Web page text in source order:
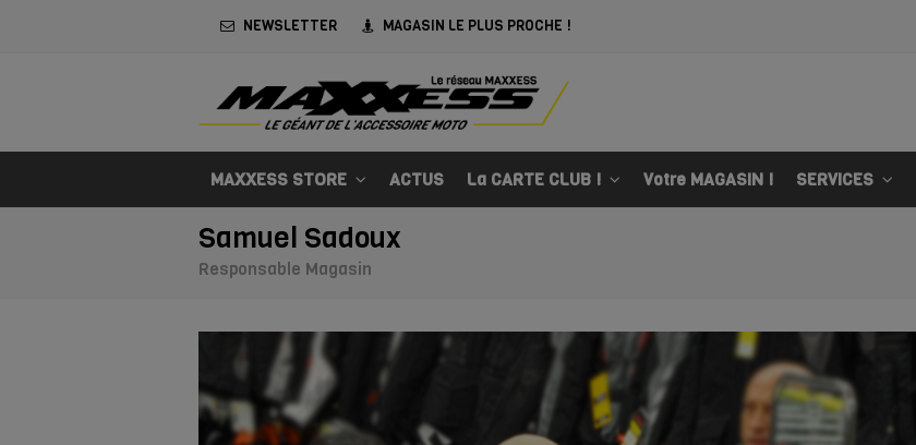
NEWSLETTER MAGASIN LE PLUS PROCHE !
MAXXESS STORE ACTUS La CARTE CLUB ! Votre MAGASIN ! SERVICES
Samuel Sadoux
Responsable Magasin